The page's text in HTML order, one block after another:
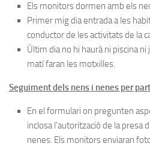
Els monitors dormen amb els
Primer mig dia entrada a les
conductor de les activitats de la
Últim dia no hi haurà ni piscina
matí faran les motxilles.
Seguiment dels nens i nenes per
En el formulari on pregunten
inclosa l’autorització de la presa
nenes. Els monitors enviaran